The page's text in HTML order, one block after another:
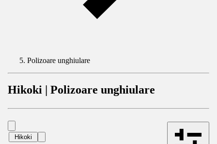
Polizoare unghiulare
Hikoki | Polizoare unghiulare
Hikoki